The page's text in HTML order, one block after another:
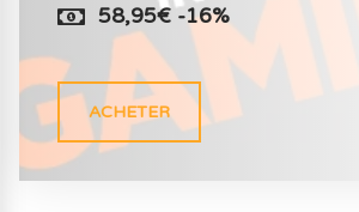
58,95€ -16%
ACHETER